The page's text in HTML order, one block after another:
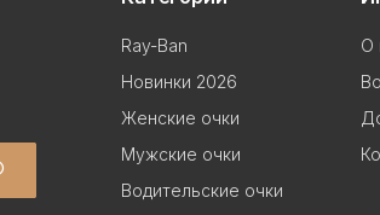
Ray-Ban
Новинки 2026
Женские очки
Мужские очки
Водительские очки
О